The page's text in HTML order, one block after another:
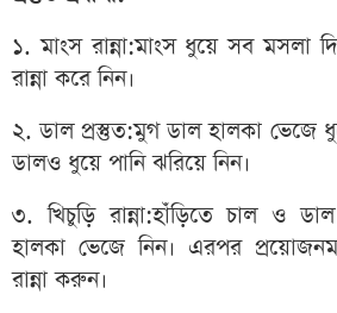
১. মাংস রান্না:মাংস ধুয়ে সব মসলা
রান্না করে নিন।
২. ডাল প্রস্তুত:মুগ ডাল হালকা ভেজে
ডালও ধুয়ে পানি ঝরিয়ে নিন।
৩. খিচুড়ি রান্না:হাঁড়িতে চাল ও
হালকা ভেজে নিন। এরপর
রান্না করুন।